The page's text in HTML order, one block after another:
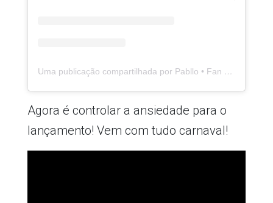
Uma publicação compartilhada por Pabllo • Fan account 🚩 (@legionvittar)
Agora é controlar a ansiedade para o
lançamento! Vem com tudo carnaval!